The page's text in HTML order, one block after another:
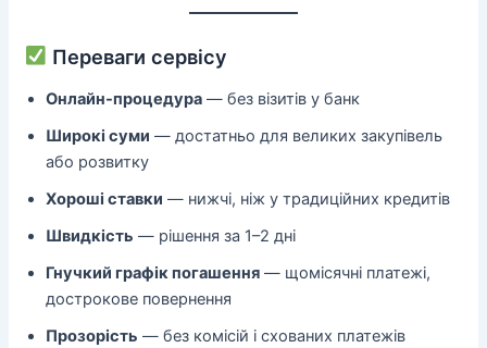
Переваги сервісу
Онлайн-процедура — без візитів у банк
Широкі суми — достатньо для великих закупівель
або розвитку
Хороші ставки — нижчі, ніж у традиційних кредитів
Швидкість — рішення за 1–2 дні
Гнучкий графік погашення — щомісячні платежі,
дострокове повернення
Прозорість — без комісій і схованих платежів